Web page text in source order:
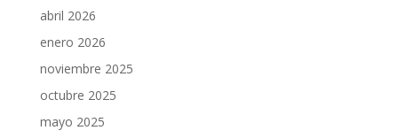
abril 2026
enero 2026
noviembre 2025
octubre 2025
mayo 2025